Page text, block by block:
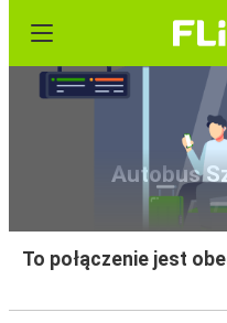
Autobus
To połączenie jest